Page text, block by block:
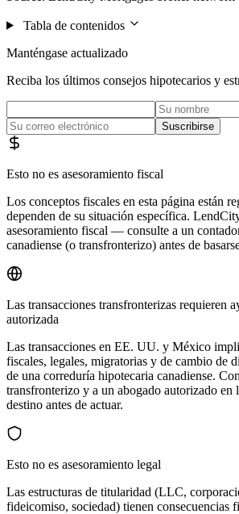
Tabla de contenidos
Manténgase actualizado
Reciba los últimos consejos hipotecarios y
Suscribirse
Esto no es asesoramiento fiscal
Los conceptos fiscales en esta página están
dependen de su situación específica.
asesoramiento fiscal — consulte a un
canadiense (o transfronterizo) antes de
Las transacciones transfronterizas requieren
autorizada
Las transacciones en EE. UU. y México
fiscales, legales, migratorias y de cambio de
de una correduría hipotecaria canadiense.
transfronterizo y a un abogado autorizado en
destino antes de actuar.
Esto no es asesoramiento legal
Las estructuras de titularidad (LLC,
fideicomiso, sociedad) tienen consecuencias